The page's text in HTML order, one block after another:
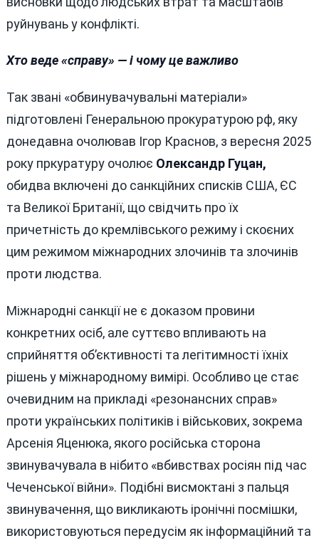
руйнувань у конфлікті.
Хто веде «справу» — і чому це важливо
Так звані «обвинувачувальні матеріали»
підготовлені Генеральною прокуратурою рф, яку
донедавна очолював Ігор Краснов, з вересня 2025
року пркуратуру очолює Олександр Гуцан,
обидва включені до санкційних списків США, ЄС
та Великої Британії, що свідчить про їх
причетність до кремлівського режиму і скоєних
цим режимом міжнародних злочинів та злочинів
проти людства.
Міжнародні санкції не є доказом провини
конкретних осіб, але суттєво впливають на
сприйняття об’єктивності та легітимності їхніх
рішень у міжнародному вимірі. Особливо це стає
очевидним на прикладі «резонансних справ»
проти українських політиків і військових, зокрема
Арсенія Яценюка, якого російська сторона
звинувачувала в нібито «вбивствах росіян під час
Чеченської війни». Подібні висмоктані з пальця
звинувачення, що викликають іронічні посмішки,
використовуються передусім як інформаційний та